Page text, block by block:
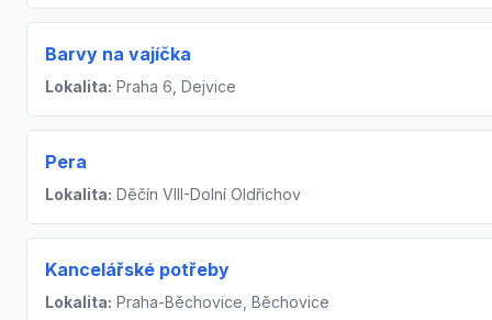
Barvy na vajíčka
Lokalita: Praha 6, Dejvice
Pera
Lokalita: Děčín VIII-Dolní Oldřichov
Kancelářské potřeby
Lokalita: Praha-Běchovice, Běchovice